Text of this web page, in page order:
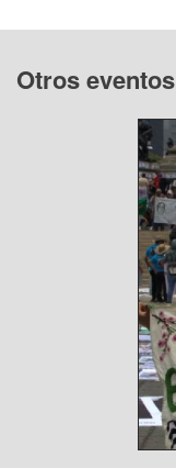
Otros eventos